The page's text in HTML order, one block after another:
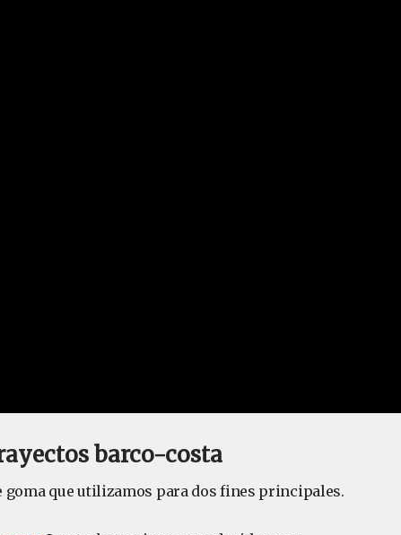
barco-costa
goma que utilizamos para dos fines principales.